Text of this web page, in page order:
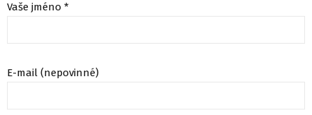
Vaše jméno *
E-mail (nepovinné)